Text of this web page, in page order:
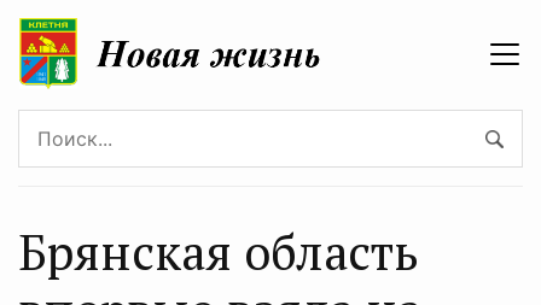
Брянская область